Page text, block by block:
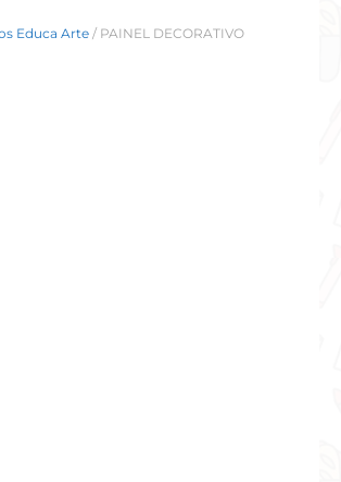
Educa Arte / PAINEL DECORATIVO